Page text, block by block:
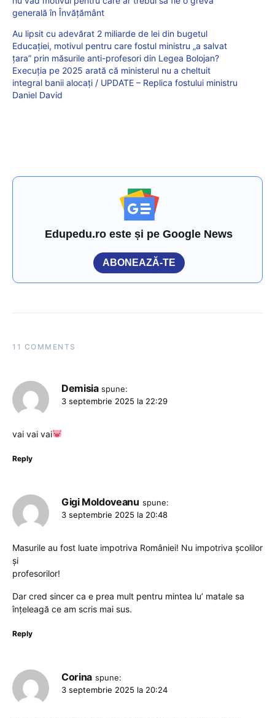
generală în Învățământ
Au lipsit cu adevărat 2 miliarde de lei din bugetul
Educației, motivul pentru care fostul ministru „a salvat
țara” prin măsurile anti-profesori din Legea Bolojan?
Execuția pe 2025 arată că ministerul nu a cheltuit
integral banii alocați / UPDATE – Replica fostului ministru
Daniel David
Edupedu.ro este și pe Google News
ABONEAZĂ-TE
11 COMMENTS
Demisia spune:
3 septembrie 2025 la 22:29
vai vai vai
Reply
Gigi Moldoveanu spune:
3 septembrie 2025 la 20:48
Masurile au fost luate impotriva României! Nu impotriva școlilor
și
profesorilor!
Dar cred sincer ca e prea mult pentru mintea lu’ matale sa
înțeleagă ce am scris mai sus.
Reply
Corina spune:
3 septembrie 2025 la 20:24